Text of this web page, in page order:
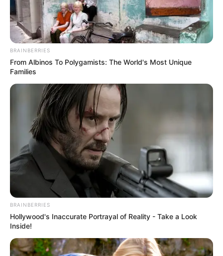
ดูดวง
จันทรุปราคา 31
ม.ค.พระจันทร์สีเลือด ส่ง
ผลร้ายต่อราศีอะไรบ้าง?
ตำนานมีว่า พระราหูกับพระจันทร์และพระอาทิตย์มีเรื่องโกรธเคืองกัน
อยู่ คือเมื่อครั้งเทวดากวนน้ำอมฤต เทวดาพยายามกีดกันไม่ให้พวก
อสูรได้ดื่มน้ำอมฤต
Home/ดูดวง
อะไรบ้าง?
ดูดวง|
แบ่งปัน
BRAINBERRIES
From Albinos To Polygamists: The World's Most Unique
Families
BRAINBERRIES
Hollywood's Inaccurate Portrayal of Reality - Take a Look
Inside!